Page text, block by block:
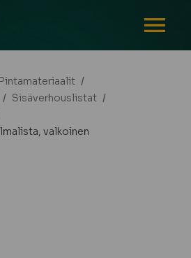
Pintamateriaalit /
/ Sisäverhouslistat /
valkoinen